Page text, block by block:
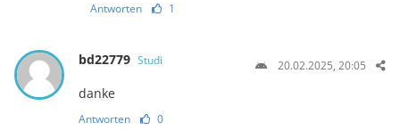
Antworten 1
bd22779 Studi 20.02.2025, 20:05
danke
Antworten 0